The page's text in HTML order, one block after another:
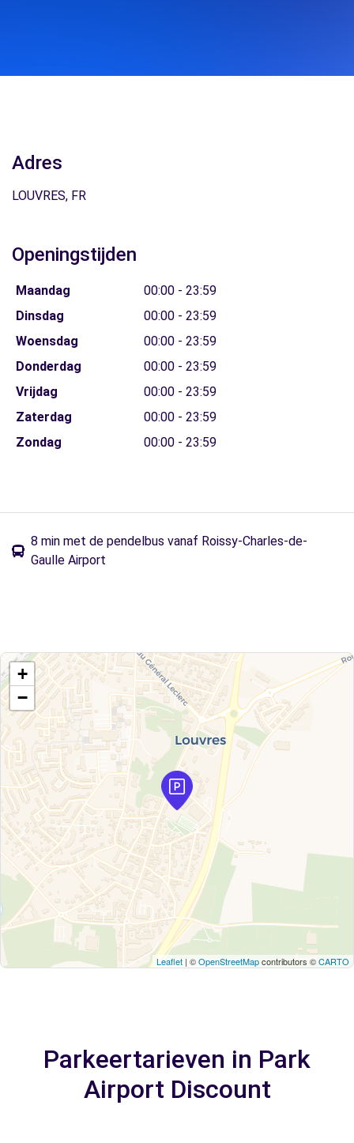
Adres
LOUVRES, FR
Openingstijden
Maandag
00:00 - 23:59
Dinsdag
00:00 - 23:59
Woensdag
00:00 - 23:59
Donderdag
00:00 - 23:59
Vrijdag
00:00 - 23:59
Zaterdag
00:00 - 23:59
Zondag
00:00 - 23:59
8 min met de pendelbus vanaf Roissy-Charles-de-
Gaulle Airport
+
−
Leaflet | ©OpenStreetMapcontributors ©CARTO
Parkeertarieven in Park
Airport Discount